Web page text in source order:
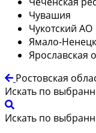
Чувашия
Чукотский АО
Ямало-
Ярославская
Ростовская
Искать по
Искать по